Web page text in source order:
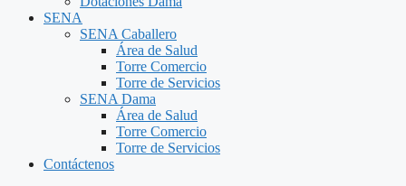
SENA
SENA Caballero
Área de Salud
Torre Comercio
Torre de Servicios
SENA Dama
Área de Salud
Torre Comercio
Torre de Servicios
Contáctenos